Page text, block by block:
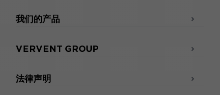
我们的产品
VERVENT GROUP
法律声明